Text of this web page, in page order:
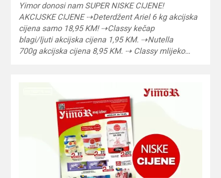
Yimor donosi nam SUPER NISKE CIJENE!
AKCIJSKE CIJENE ⇢Deterdžent Ariel 6 kg akcijska
cijena samo 18,95 KM! ⇢Classy kečap
blagi/ljuti akcijska cijena 1,95 KM. ⇢Nutella
700g akcijska cijena 8,95 KM. ⇢ Classy mlijeko…